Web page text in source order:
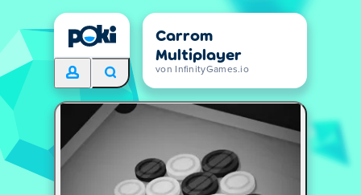
Carrom
Multiplayer
von InfinityGames.io